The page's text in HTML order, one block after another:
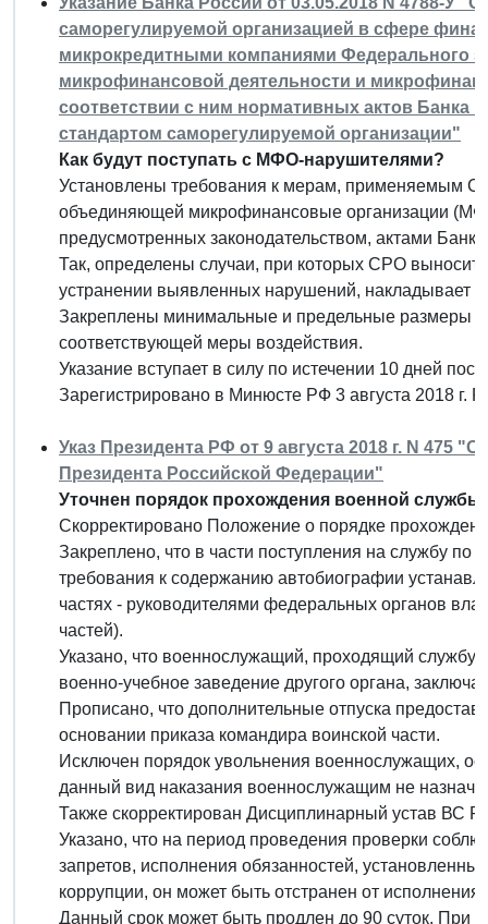
саморегулируемой организацией в сфере
микрокредитными компаниями Федерального
микрофинансовой деятельности и
соответствии с ним нормативных актов Банка
стандартом саморегулируемой организации"
Как будут поступать с МФО-нарушителями?
Установлены требования к мерам, применяемым
объединяющей микрофинансовые организации
предусмотренных законодательством, актами
Так, определены случаи, при которых СРО
устранении выявленных нарушений, накладывает
Закреплены минимальные и предельные размеры
соответствующей меры воздействия.
Указание вступает в силу по истечении 10 дней
Зарегистрировано в Минюсте РФ 3 августа 2018 г.
Указ Президента РФ от 9 августа 2018 г. N 475
Президента Российской Федерации"
Уточнен порядок прохождения военной службы.
Скорректировано Положение о порядке
Закреплено, что в части поступления на службу по
требования к содержанию автобиографии
частях - руководителями федеральных органов
частей).
Указано, что военнослужащий, проходящий службу
военно-учебное заведение другого органа,
Прописано, что дополнительные отпуска
основании приказа командира воинской части.
Исключен порядок увольнения военнослужащих,
данный вид наказания военнослужащим не
Также скорректирован Дисциплинарный устав ВС
Указано, что на период проведения проверки
запретов, исполнения обязанностей,
коррупции, он может быть отстранен от
Данный срок может быть продлен до 90 суток. При